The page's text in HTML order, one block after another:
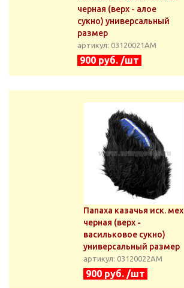
черная (верх - алое
сукно) универсальный
размер
артикул: 03120021АМ
900 руб. /шт
Папаха казачья иск. мех
черная (верх -
васильковое сукно)
универсальный размер
артикул: 03120022АМ
900 руб. /шт